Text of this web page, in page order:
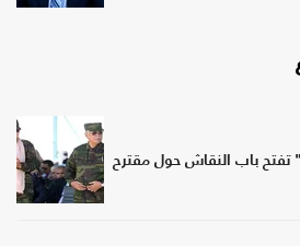
تفتح باب النقاش حول مقترح